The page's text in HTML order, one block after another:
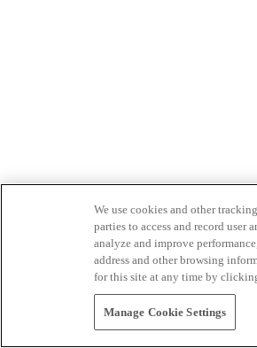
We use cookies and other
parties to access and record
analyze and improve
address and other browsing
for this site at any time by
Manage Cookie Settings